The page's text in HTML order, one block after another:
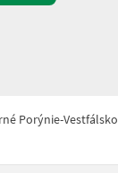
Porýnie-Vestfálsko